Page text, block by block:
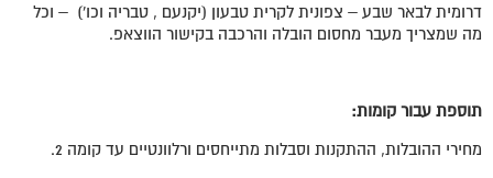
דרומית לבאר שבע – צפונית לקרית טבעון (יקנעם , טבריה וכו') – וכל
מה שמצריך מעבר מחסום הובלה והרכבה בקישור הווצאפ.
תוספת עבור קומות:
מחירי ההובלות, ההתקנות וסבלות מתייחסים ורלוונטיים עד קומה 2.